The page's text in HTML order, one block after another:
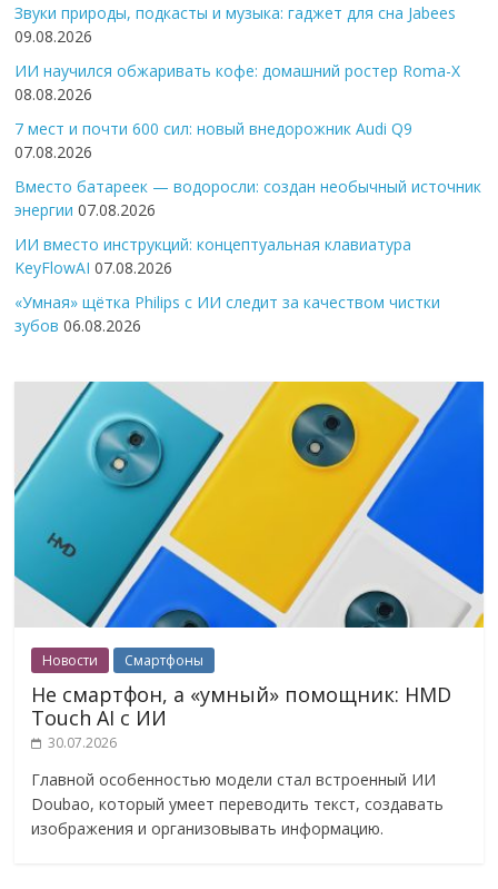
Звуки природы, подкасты и музыка: гаджет для сна Jabees
09.08.2026
ИИ научился обжаривать кофе: домашний ростер Roma-X
08.08.2026
7 мест и почти 600 сил: новый внедорожник Audi Q9
07.08.2026
Вместо батареек — водоросли: создан необычный источник
энергии 07.08.2026
ИИ вместо инструкций: концептуальная клавиатура
KeyFlowAI 07.08.2026
«Умная» щётка Philips с ИИ следит за качеством чистки
зубов 06.08.2026
Новости Смартфоны
Не смартфон, а «умный» помощник: HMD
Touch AI с ИИ
30.07.2026
Главной особенностью модели стал встроенный ИИ
Doubao, который умеет переводить текст, создавать
изображения и организовывать информацию.